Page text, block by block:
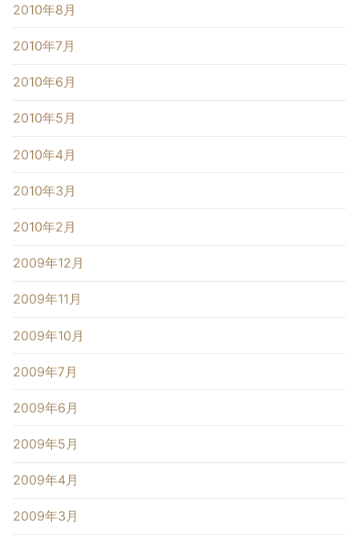
2010年8月
2010年7月
2010年6月
2010年5月
2010年4月
2010年3月
2010年2月
2009年12月
2009年11月
2009年10月
2009年7月
2009年6月
2009年5月
2009年4月
2009年3月